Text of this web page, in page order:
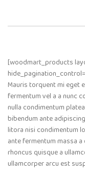
[woodmart_products
Mauris torquent mi eget
fermentum vel a a nunc
nulla condimentum
bibendum ante
litora nisi condimentum
ante fermentum massa
rhoncus quisque a
ullamcorper arcu est